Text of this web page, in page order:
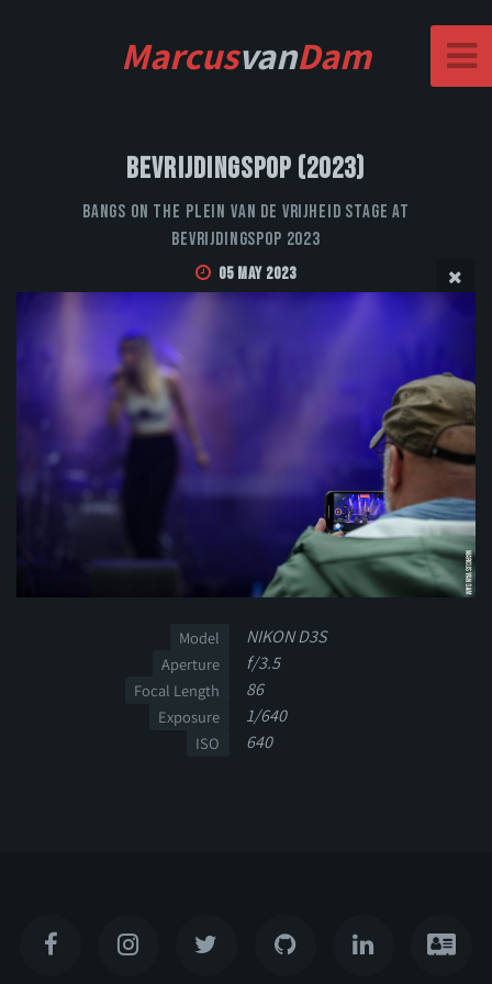
MarcusvanDam
Bevrijdingspop (2023)
Bangs on the Plein van de Vrijheid stage at
Bevrijdingspop 2023
05 May 2023
Model NIKON D3S
Aperture f/3.5
Focal Length 86
Exposure 1/640
ISO 640